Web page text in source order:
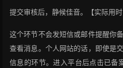
提交审核后，静候佳音。【实际用时
这个环节不会发短信或邮件提醒你
查看消息。个人网站的话，即使是
信息的环节。进入平台后点击已备